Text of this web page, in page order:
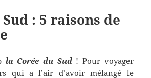
: 5 raisons de
la Corée du Sud! Pour voyager
qui a l’air d’avoir mélangé le